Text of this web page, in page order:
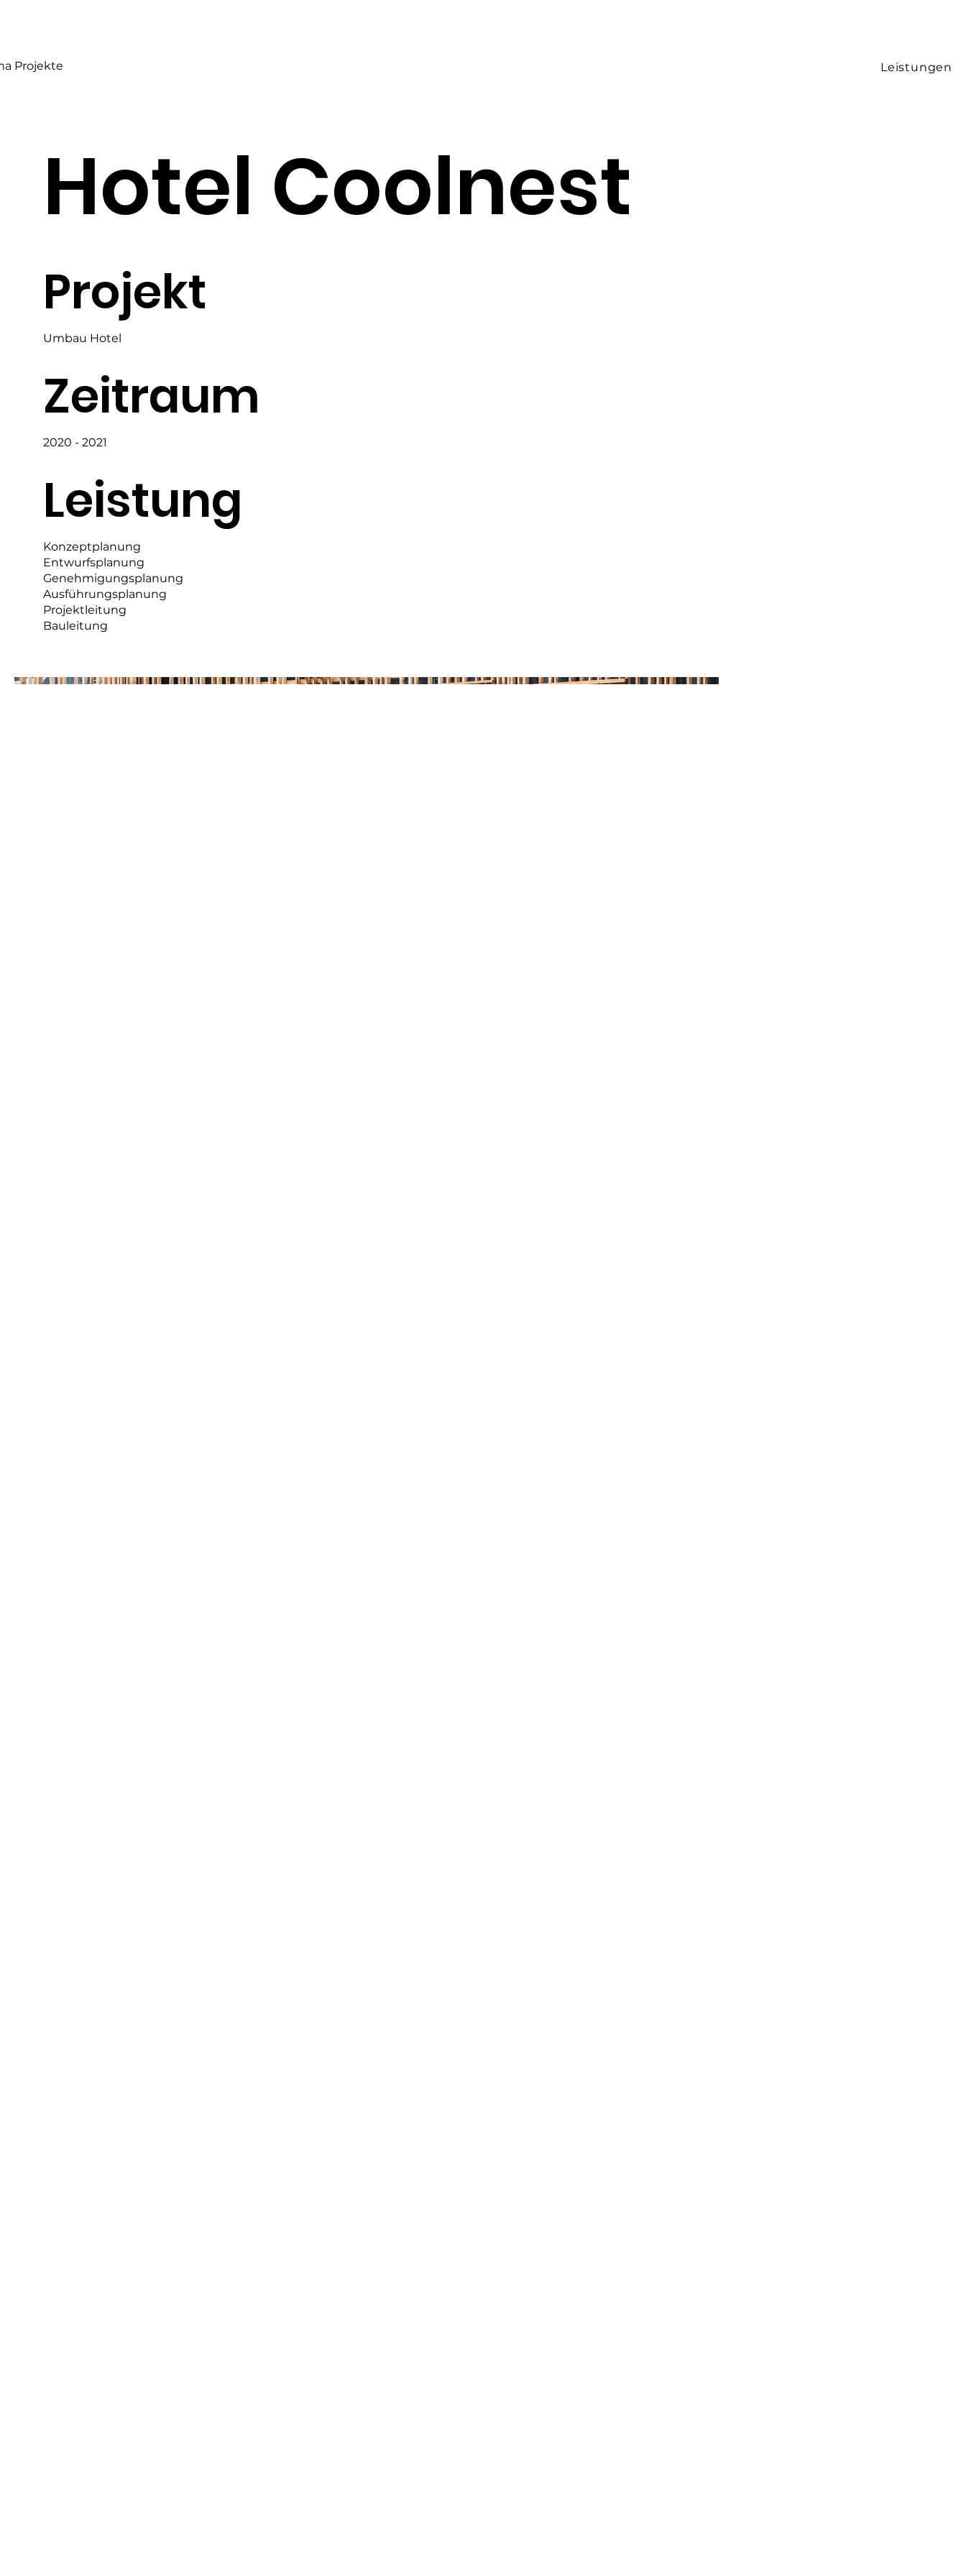
Leistungen
Projekte
Hotel Coolnest
Projekt
Umbau Hotel
Zeitraum
2020 - 2021
Leistung
Konzeptplanung
Entwurfsplanung
Genehmigungsplanung
Ausführungsplanung
Projektleitung
Bauleitung